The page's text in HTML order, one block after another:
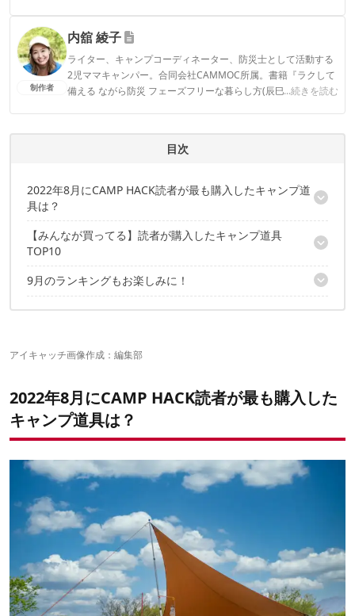
CAMP HACK編集部のプロフィール
制作者
内舘 綾子
ライター、キャンプコーディネーター、防災士として活動する
2児ママキャンパー。合同会社CAMMOC所属。書籍『ラクして
備える ながら防災 フェーズフリーな暮らし方(辰巳出版)』『う
す！▶2016年～CAMP HACKライター
...続きを読む
目次
2022年8月にCAMP HACK読者が最も購入したキャンプ道
具は？
2022年8月に配信した記事から、とくに売れたアイテムをランキ
ングで紹介
【みんなが買ってる】読者が購入したキャンプ道具
TOP10
10位：SOTO「ミニマルホットサンドメーカー ST-952」
6位：スノーピーク「アメニティタープヘキサLセット」
3位：スノーピーク「ギガパワー天オート」
2位：ノーザンランド「エアステップ」
1位：マラスペック「グローテープロール」
9月のランキングもお楽しみに！
アイキャッチ画像作成：編集部
2022年8月にCAMP HACK読者が最も購入した
キャンプ道具は？